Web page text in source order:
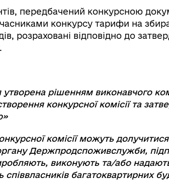
передбачений конкурсною
конкурсу тарифи на
розраховані відповідно до
утворена рішенням виконавчого
конкурсної комісії та
комісії можуть
Держпродспоживслужби,
виконують та/або
співвласників багатоквартирних